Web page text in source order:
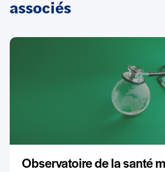
associés
Observatoire de la santé